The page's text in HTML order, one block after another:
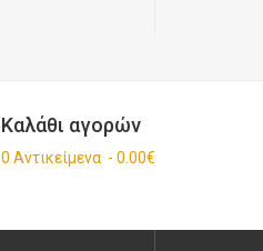
Καλάθι αγορών
0 Αντικείμενα - 0.00€